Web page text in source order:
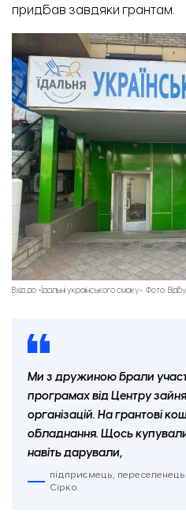
придбав завдяки грантам.
Вхід до «Їдальні українського смаку». Фото:
Ми з дружиною брали
програмах від Центру
організацій. На грантові
обладнання. Щось купували
навіть дарували,
підприємець,
Сірко.